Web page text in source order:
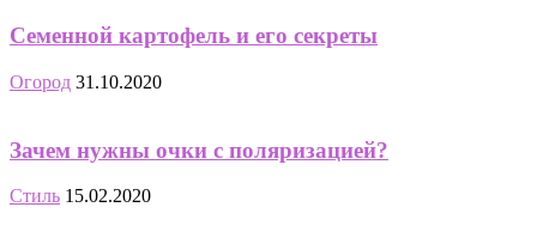
Семенной картофель и его секреты
Огород 31.10.2020
Зачем нужны очки с поляризацией?
Стиль 15.02.2020